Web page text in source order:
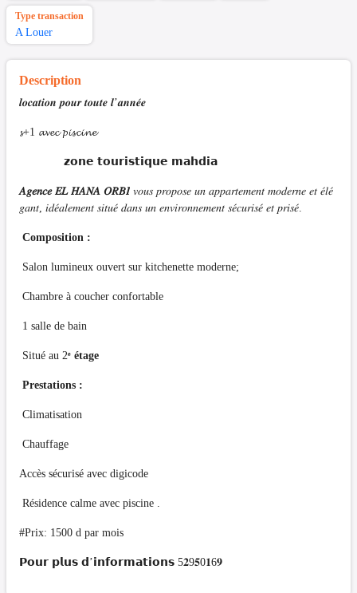
Type transaction
A Louer
Description
𝒍𝒐𝒄𝒂𝒕𝒊𝒐𝒏 𝒑𝒐𝒖𝒓 𝒕𝒐𝒖𝒕𝒆 𝒍’𝒂𝒏𝒏𝒆́𝒆
𝓼+1 𝓪𝓿𝓮𝓬 𝓹𝓲𝓼𝓬𝓲𝓷𝓮
𝘇𝗼𝗻𝗲 𝘁𝗼𝘂𝗿𝗶𝘀𝘁𝗶𝗾𝘂𝗲 𝗺𝗮𝗵𝗱𝗶𝗮
𝐴𝑔𝑒𝑛𝑐𝑒 𝐸𝐿 𝐻𝐴𝑁𝐴 𝑂𝑅𝐵𝐼 𝑣𝑜𝑢𝑠 𝑝𝑟𝑜𝑝𝑜𝑠𝑒 𝑢𝑛 𝑎𝑝𝑝𝑎𝑟𝑡𝑒𝑚𝑒𝑛𝑡 𝑚𝑜𝑑𝑒𝑟𝑛𝑒 𝑒𝑡 𝑒́𝑙𝑒́
𝑔𝑎𝑛𝑡, 𝑖𝑑𝑒́𝑎𝑙𝑒𝑚𝑒𝑛𝑡 𝑠𝑖𝑡𝑢𝑒́ 𝑑𝑎𝑛𝑠 𝑢𝑛 𝑒𝑛𝑣𝑖𝑟𝑜𝑛𝑛𝑒𝑚𝑒𝑛𝑡 𝑠𝑒́𝑐𝑢𝑟𝑖𝑠𝑒́ 𝑒𝑡 𝑝𝑟𝑖𝑠𝑒́.
Composition :
Salon lumineux ouvert sur kitchenette moderne;
Chambre à coucher confortable
1 salle de bain
Situé au 2ᵉ étage
Prestations :
Climatisation
Chauffage
Accès sécurisé avec digicode
Résidence calme avec piscine .
#Prix: 1500 d par mois
𝗣𝗼𝘂𝗿 𝗽𝗹𝘂𝘀 𝗱’𝗶𝗻𝗳𝗼𝗿𝗺𝗮𝘁𝗶𝗼𝗻𝘀 5𝟐9𝟓0𝟏6𝟗